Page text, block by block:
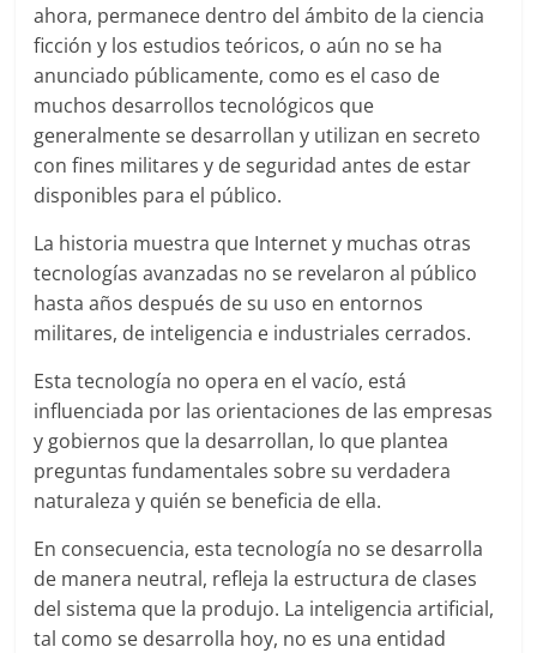
ahora, permanece dentro del ámbito de la ciencia
ficción y los estudios teóricos, o aún no se ha
anunciado públicamente, como es el caso de
muchos desarrollos tecnológicos que
generalmente se desarrollan y utilizan en secreto
con fines militares y de seguridad antes de estar
disponibles para el público.
La historia muestra que Internet y muchas otras
tecnologías avanzadas no se revelaron al público
hasta años después de su uso en entornos
militares, de inteligencia e industriales cerrados.
Esta tecnología no opera en el vacío, está
influenciada por las orientaciones de las empresas
y gobiernos que la desarrollan, lo que plantea
preguntas fundamentales sobre su verdadera
naturaleza y quién se beneficia de ella.
En consecuencia, esta tecnología no se desarrolla
de manera neutral, refleja la estructura de clases
del sistema que la produjo. La inteligencia artificial,
tal como se desarrolla hoy, no es una entidad